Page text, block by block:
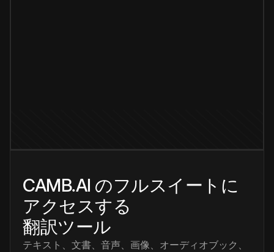
CAMB.AI のフルスイートに
アクセスする
翻訳ツール
テキスト、文書、音声、画像、オーディオブック、